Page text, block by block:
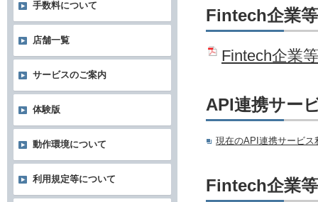
Fintech企業
Fintech企業
API連携サー
現在のAPI連携サービス
Fintech企業
手数料について
店舗一覧
サービスのご案内
体験版
動作環境について
利用規定等について